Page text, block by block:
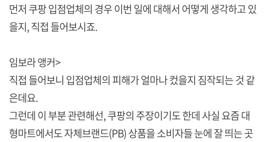
먼저 쿠팡 입점업체의 경우 이번 일에 대해서 어떻게 생각하고 있
을지, 직접 들어보시죠.
임보라 앵커>
직접 들어보니 입점업체의 피해가 얼마나 컸을지 짐작되는 것 같
은데요.
그런데 이 부분 관련해선, 쿠팡의 주장이기도 한데 사실 요즘 대
형마트에서도 자체브랜드(PB) 상품을 소비자들 눈에 잘 띄는 곳